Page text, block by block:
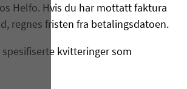
Helfo. Hvis du har mottatt faktura
regnes fristen fra betalingsdatoen.
spesifiserte kvitteringer som